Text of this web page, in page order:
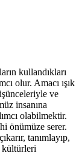
kullandıkları
olur. Amacı ışık
ve
insanına
olabilmektir.
önümüze serer.
tanımlayıp,
kültürleri